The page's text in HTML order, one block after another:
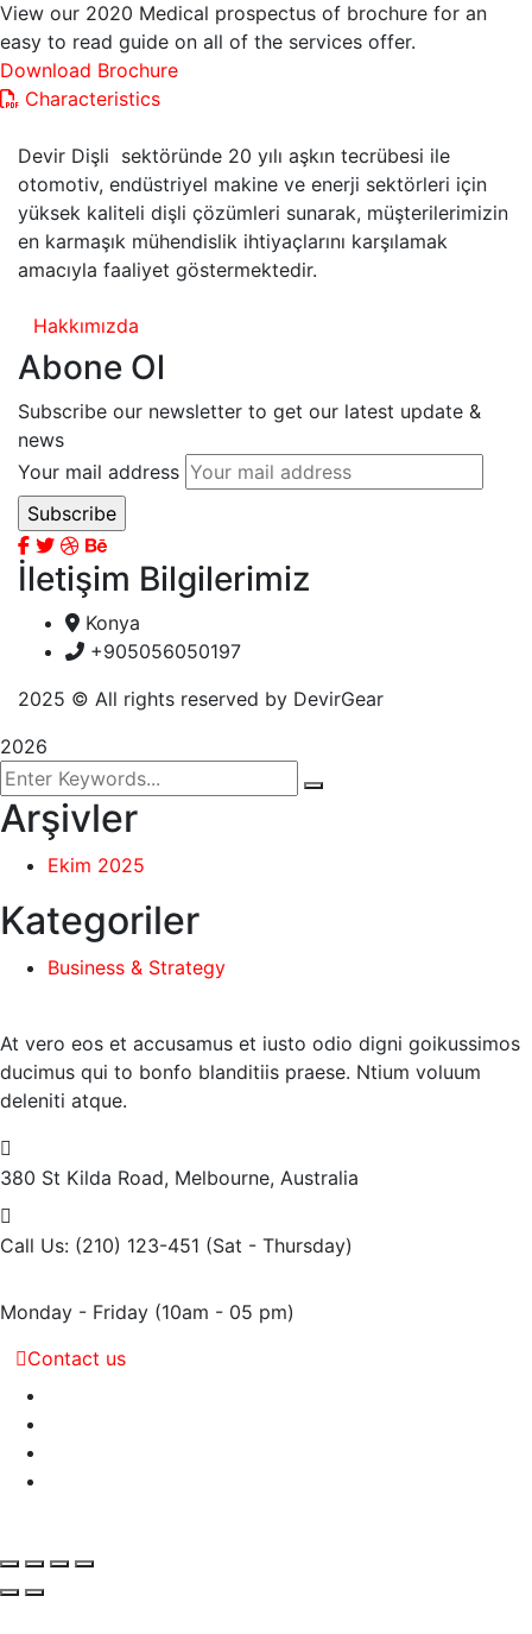
View our 2020 Medical prospectus of brochure for an
easy to read guide on all of the services offer.
Download Brochure
Characteristics
Devir Dişli sektöründe 20 yılı aşkın tecrübesi ile
otomotiv, endüstriyel makine ve enerji sektörleri için
yüksek kaliteli dişli çözümleri sunarak, müşterilerimizin
en karmaşık mühendislik ihtiyaçlarını karşılamak
amacıyla faaliyet göstermektedir.
Hakkımızda
Abone Ol
Subscribe our newsletter to get our latest update &
news
Your mail address
İletişim Bilgilerimiz
Konya
+905056050197
2025 © All rights reserved by DevirGear
2026
Arşivler
Ekim 2025
Kategoriler
Business & Strategy
At vero eos et accusamus et iusto odio digni goikussimos
ducimus qui to bonfo blanditiis praese. Ntium voluum
deleniti atque.
380 St Kilda Road, Melbourne, Australia
Call Us: (210) 123-451 (Sat - Thursday)
Monday - Friday (10am - 05 pm)
Contact us